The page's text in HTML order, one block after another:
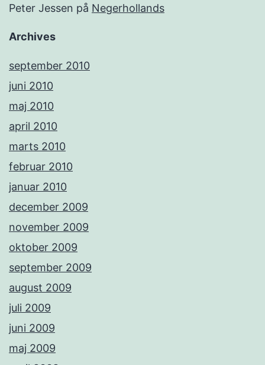
Peter Jessen på Negerhollands
Archives
september 2010
juni 2010
maj 2010
april 2010
marts 2010
februar 2010
januar 2010
december 2009
november 2009
oktober 2009
september 2009
august 2009
juli 2009
juni 2009
maj 2009